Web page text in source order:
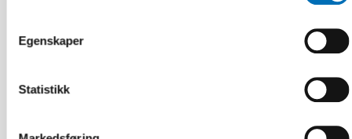
Egenskaper
Statistikk